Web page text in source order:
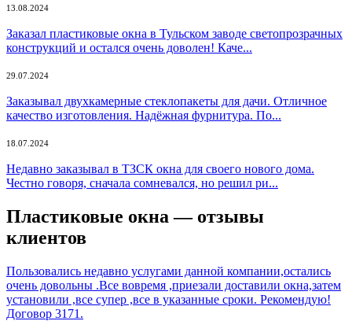
13.08.2024
Заказал пластиковые окна в Тульском заводе светопрозрачных
конструкций и остался очень доволен! Каче...
29.07.2024
Заказывал двухкамерные стеклопакеты для дачи. Отличное
качество изготовления. Надёжная фурнитура. По...
18.07.2024
Недавно заказывал в ТЗСК окна для своего нового дома.
Честно говоря, сначала сомневался, но решил ри...
Пластиковые окна — отзывы
клиентов
Пользовались недавно услугами данной компании,остались
очень довольны .Все вовремя ,приезали доставили окна,затем
установили ,все супер ,все в указанные сроки. Рекомендую!
Договор 3171.